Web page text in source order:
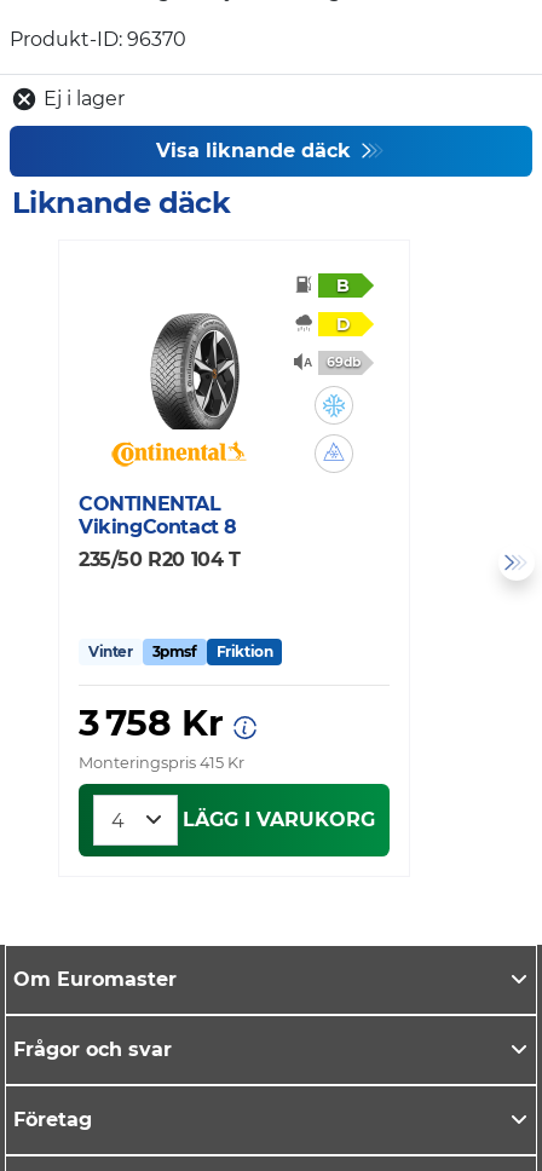
Produkt-ID: 96370
Ej i lager
Visa liknande däck
Liknande däck
B
D
69db
CONTINENTAL
VikingContact 8
235/50 R20 104 T
Vinter 3pmsf Friktion
3 758 Kr
Monteringspris 415 Kr
LÄGG I VARUKORG
Om Euromaster
Frågor och svar
Företag